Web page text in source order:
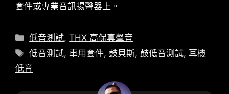
套件或專業音訊揚聲器上。
類
別
低音測試,THX 高保真聲音
標
籤
低音測試,車用套件,鼓貝斯,鼓低音測試,耳機
低音